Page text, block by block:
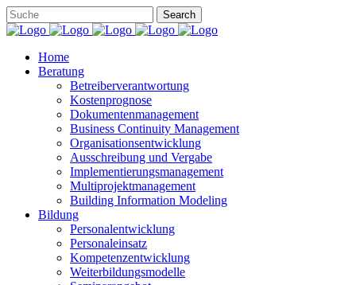
Home
Beratung
Betreiberverantwortung
Kostenprognose
Dokumentenmanagement
Business Continuity Management
Organisationsentwicklung
Ausschreibung und Vergabe
Implementierungsmanagement
Multiprojektmanagement
Building Information Modeling
Bildung
Personalentwicklung
Personaleinsatz
Kompetenzentwicklung
Weiterbildungsmodelle